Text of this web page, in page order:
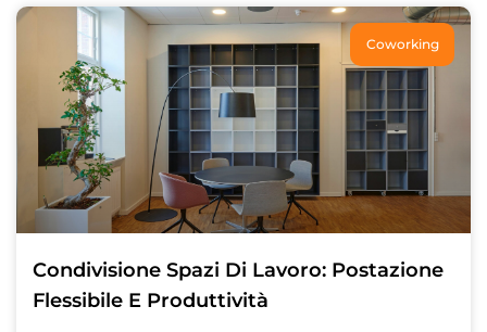
Coworking
Condivisione Spazi Di Lavoro: Postazione
Flessibile E Produttività